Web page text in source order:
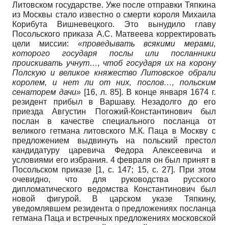
Литовском государстве. Уже после отправки Тяпкина
из Москвы стало известно о смерти короля Михаила
Корибута Вишневецкого. Это вынудило главу
Посольского приказа А.С. Матвеева корректировать
цели миссии: «проведывать всякими мерами,
которого государя послы или посланники
проискивать учнут…, чтоб государя их на корону
Полскую и великое княжество Литовское обрали
королем, и нет ли от них, послов…, польским
сенаторем дачи» [16, л. 85]. В конце января 1674 г.
резидент прибыл в Варшаву. Незадолго до его
приезда Августин Погожий-Константинович был
послан в качестве специального посланца от
великого гетмана литовского М.К. Паца в Москву с
предложением выдвинуть на польский престол
кандидатуру царевича Федора Алексеевича и
условиями его избрания. 4 февраля он был принят в
Посольском приказе [1, с. 147; 15, с. 27]. При этом
очевидно, что для руководства русского
дипломатического ведомства Константинович был
новой фигурой. В царском указе Тяпкину,
уведомлявшем резидента о предложениях посланца
гетмана Паца и встречных предложениях московской